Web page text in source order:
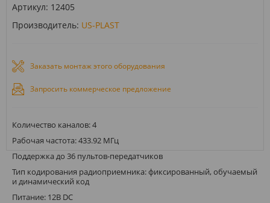
Артикул: 12405
Производитель: US-PLAST
Заказать монтаж этого оборудования
Запросить коммерческое предложение
Количество каналов: 4
Рабочая частота: 433.92 МГц
Поддержка до 36 пультов-передатчиков
Тип кодирования радиоприемника: фиксированный, обучаемый
и динамический код
Питание: 12В DC